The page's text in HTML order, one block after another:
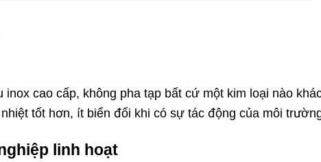
cao cấp, không pha tạp bất cứ một kim loại nào
tốt hơn, ít biển đổi khi có sự tác động của môi
linh hoạt